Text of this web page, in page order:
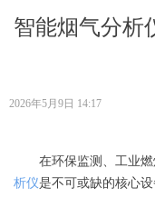
智能烟气分析
在环保监测、工业燃
析仪是不可或缺的核心
2026年5月9日 14:17